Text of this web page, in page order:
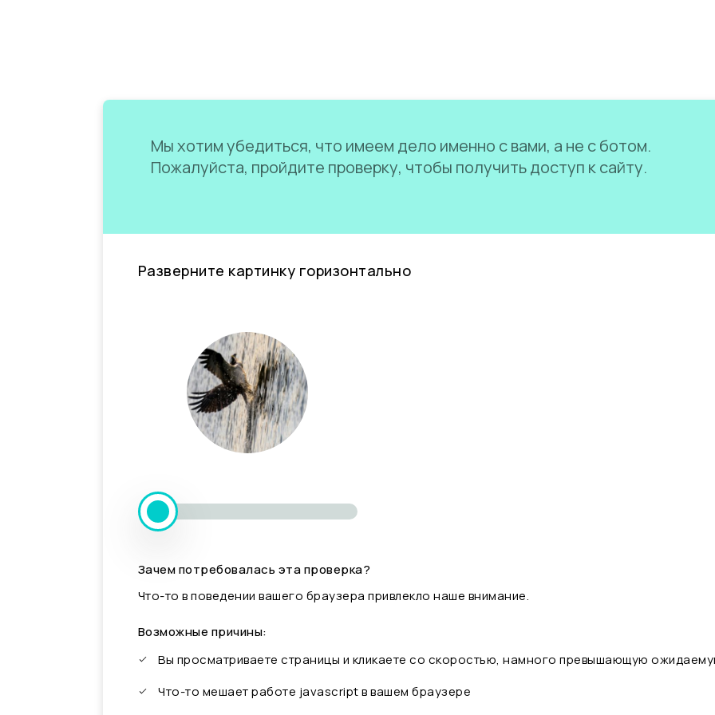
Мы хотим убедиться, что имеем дело именно с вами, а не с ботом.
Пожалуйста, пройдите проверку, чтобы получить доступ к сайту.
Разверните картинку горизонтально
Зачем потребовалась эта проверка?
Что-то в поведении вашего браузера привлекло наше внимание.
Возможные причины:
Вы просматриваете страницы и кликаете со скоростью, намного превышающую
Что-то мешает работе javascript в вашем браузере